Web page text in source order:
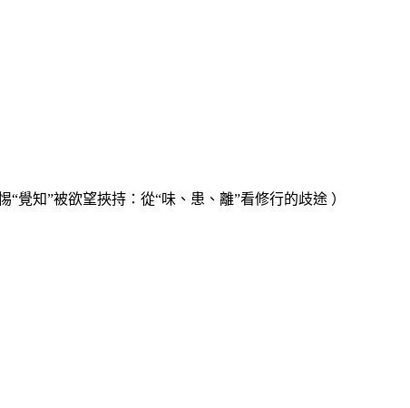
“覺知”被欲望挾持：從“味、患、離”看修行的歧途 ）